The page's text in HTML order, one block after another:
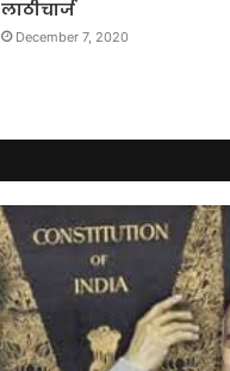
लाठीचार्ज
December 7, 2020